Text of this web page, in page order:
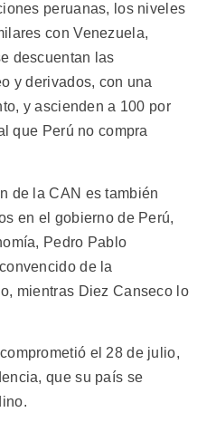
peruanas, los niveles
con Venezuela,
descuentan las
y derivados, con una
y ascienden a 100 por
que Perú no compra
de la CAN es también
en el gobierno de Perú,
Pedro Pablo
de la
mientras Diez Canseco lo
el 28 de julio,
que su país se